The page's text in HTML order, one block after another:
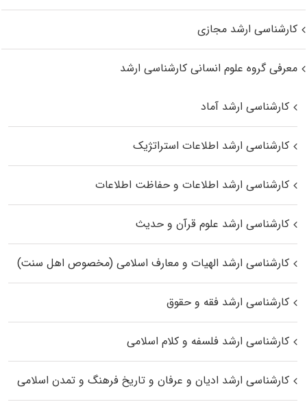
کارشناسی ارشد مجازی
معرفی گروه علوم انسانی کارشناسی ارشد
کارشناسی ارشد آماد
کارشناسی ارشد اطلاعات استراتژیک
کارشناسی ارشد اطلاعات و حفاظت اطلاعات
کارشناسی ارشد علوم قرآن و حدیث
کارشناسی ارشد الهیات و معارف اسلامی (مخصوص اهل سنت)
کارشناسی ارشد فقه و حقوق
کارشناسی ارشد فلسفه و کلام اسلامی
کارشناسی ارشد ادیان و عرفان و تاریخ فرهنگ و تمدن اسلامی